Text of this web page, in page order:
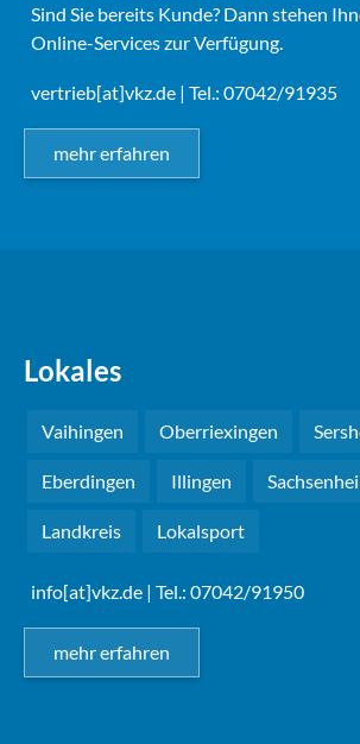
Sind Sie bereits Kunde? Dann stehen
Online-Services zur Verfügung.
vertrieb[at]vkz.de | Tel.: 07042/91935
mehr erfahren
Lokales
Vaihingen Oberriexingen
Eberdingen Illingen
Landkreis Lokalsport
info[at]vkz.de | Tel.: 07042/91950
mehr erfahren